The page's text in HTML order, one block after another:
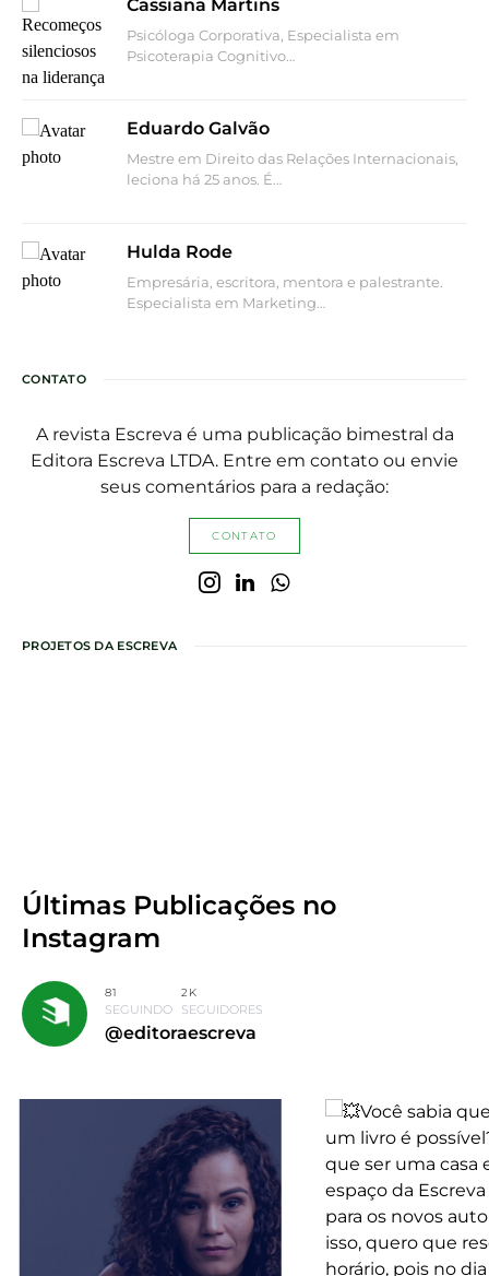
Cassiana Martins
Psicóloga Corporativa, Especialista em
Psicoterapia Cognitivo…
Eduardo Galvão
Mestre em Direito das Relações Internacionais,
leciona há 25 anos. É…
Hulda Rode
Empresária, escritora, mentora e palestrante.
Especialista em Marketing…
CONTATO
A revista Escreva é uma publicação bimestral da
Editora Escreva LTDA. Entre em contato ou envie
seus comentários para a redação:
CONTATO
PROJETOS DA ESCREVA
Últimas Publicações no
Instagram
81
SEGUINDO
2K
SEGUIDORES
@editoraescreva